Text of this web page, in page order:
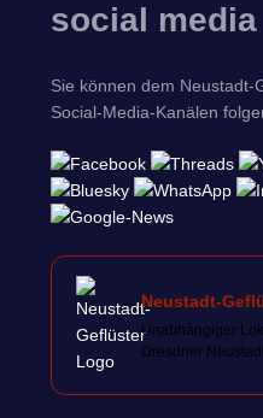
social media
Sie können dem Neustadt-
Social-Media-Kanälen
Neustadt-
Unabhängiger
Dresdner